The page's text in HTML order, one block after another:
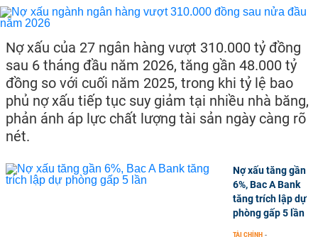
Nợ xấu của 27 ngân hàng vượt 310.000 tỷ đồng
sau 6 tháng đầu năm 2026, tăng gần 48.000 tỷ
đồng so với cuối năm 2025, trong khi tỷ lệ bao
phủ nợ xấu tiếp tục suy giảm tại nhiều nhà băng,
phản ánh áp lực chất lượng tài sản ngày càng rõ
nét.
Nợ xấu tăng gần
6%, Bac A Bank
tăng trích lập dự
phòng gấp 5 lần
TÀI CHÍNH -